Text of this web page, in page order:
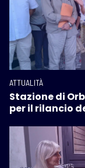
ATTUALITÀ
Stazione di
per il rilancio